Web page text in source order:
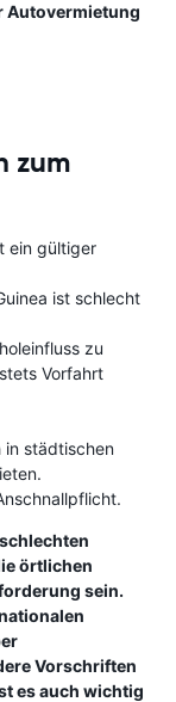
Autovermietung
zum
ein gültiger
ist schlecht
zu
Vorfahrt
städtischen
örtlichen
sein.
Vorschriften
es auch wichtig